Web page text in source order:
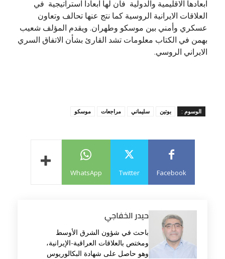
ابعادها الاقليمية والدولية فان لها ابعاداً استراتيجية في
العلاقات الايرانية الروسية كما نتج عنها تحالف وتعاون
عسكري وأمني بين موسكو وطهران. ويقدم المؤلف شعيب
بهمن في الكتاب معلومات تشد القارئ بشأن الاتفاق السري
الايراني الروسي.
الوسوم : بوتين سليماني مراجعات موسكو
Facebook
Twitter
WhatsApp
حيدر الخفاجي
باحث في شؤون الشرق الأوسط
ومختص بالعلاقات العراقية-الإيرانية،
وهو حاصل على شهادة البكالوريوس